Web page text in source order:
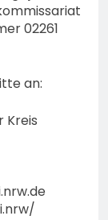
02261
an:
Kreis